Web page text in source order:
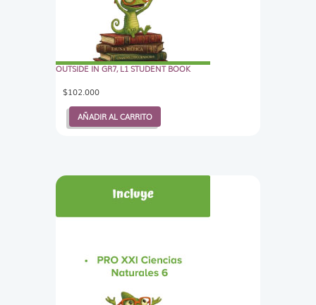
OUTSIDE IN GR7, L1 STUDENT BOOK
$102.000
AÑADIR AL CARRITO